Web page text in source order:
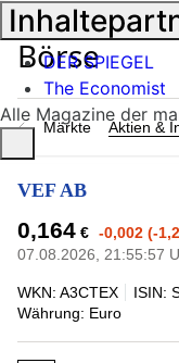
Märkte Aktien &
VEF AB
0,164 € -0,002 (-
07.08.2026, 21:55:57
WKN: A3CTEX ISIN:
Währung: Euro
DER SPIEGEL
The Economist
Alle Magazine der